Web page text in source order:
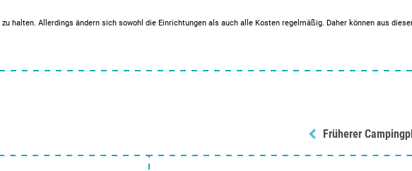
halten. Allerdings ändern sich sowohl die Einrichtungen als auch alle Kosten regelmäßig. Daher können aus
Früherer